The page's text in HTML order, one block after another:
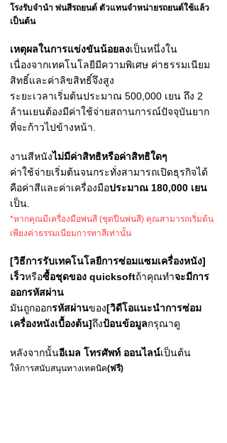
โรงรับจำนำ พ่นสีรถยนต์ ตัวแทนจำหน่ายรถยนต์ใช้แล้ว
เป็นต้น
เหตุผลในการแข่งขันน้อยลงเป็นหนึ่งใน
เนื่องจากเทคโนโลยีมีความพิเศษ ค่าธรรมเนียม
สิทธิ์และค่าลิขสิทธิ์จึงสูง
ระยะเวลาเริ่มต้นประมาณ 500,000 เยน ถึง 2
ล้านเยนต้องมีค่าใช้จ่ายสถานการณ์ปัจจุบันยาก
ที่จะก้าวไปข้างหน้า
งานสีหนังไม่มีค่าสิทธิหรือค่าสิทธิใดๆ
ค่าใช้จ่ายเริ่มต้นจนกระทั่งสามารถเปิดธุรกิจได้
คือค่าสีและค่าเครื่องมือประมาณ 180,000 เยน
เป็น.
*หากคุณมีเครื่องมือพ่นสี (ชุดปืนพ่นสี) คุณสามารถเริ่มต้น
เพียงค่าธรรมเนียมการทาสีเท่านั้น
[วิธีการรับเทคโนโลยีการซ่อมแซมเครื่องหนัง]
เร็วหรือซื้อชุดของ quicksoftถ้าคุณทำจะมีการ
ออกรหัสผ่าน
มันถูกออกรหัสผ่านของ[วิดีโอแนะนำการซ่อม
เครื่องหนังเบื้องต้น]ถึงป้อนข้อมูลกรุณาดู
หลังจากนั้นอีเมล โทรศัพท์ ออนไลน์เป็นต้น
ให้การสนับสนุนทางเทคนิค(ฟรี)